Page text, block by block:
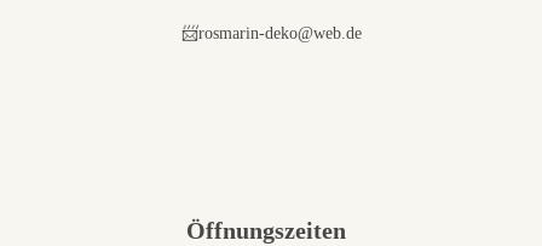
📨rosmarin-deko@web.de
Öffnungszeiten